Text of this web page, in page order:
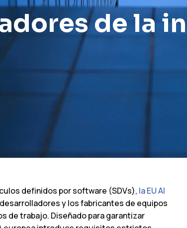
de la
definidos por software (SDVs), la EU AI
y los fabricantes de equipos
de trabajo. Diseñado para garantizar